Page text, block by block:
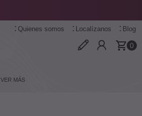
0
Quienes somos Localízanos Blog
VER MÁS